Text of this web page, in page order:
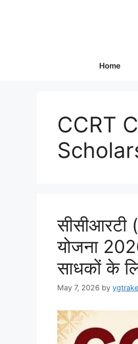
Home
CCRT
सीसीआरटी
योजना
साधकों के
May 7, 2026 by